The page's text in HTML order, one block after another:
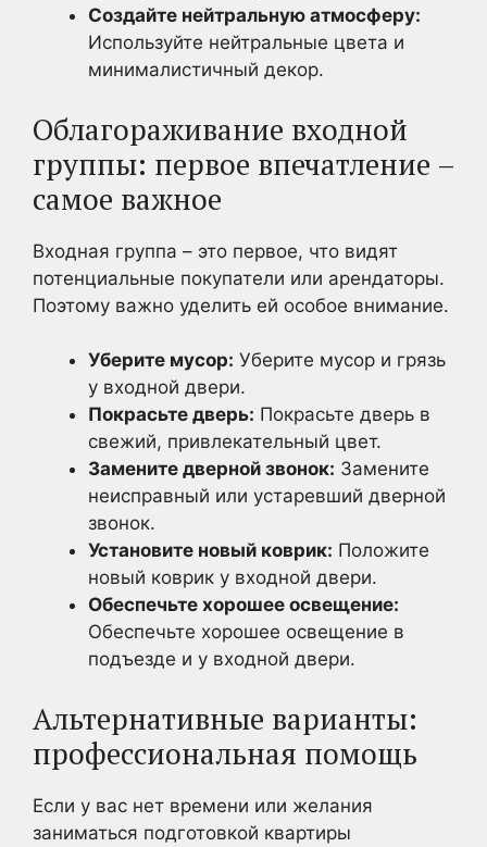
Создайте нейтральную атмосферу:
Используйте нейтральные цвета и
минималистичный декор.
Облагораживание входной
группы: первое впечатление –
самое важное
Входная группа – это первое, что видят
потенциальные покупатели или арендаторы.
Поэтому важно уделить ей особое внимание.
Уберите мусор: Уберите мусор и грязь
у входной двери.
Покрасьте дверь: Покрасьте дверь в
свежий, привлекательный цвет.
Замените дверной звонок: Замените
неисправный или устаревший дверной
звонок.
Установите новый коврик: Положите
новый коврик у входной двери.
Обеспечьте хорошее освещение:
Обеспечьте хорошее освещение в
подъезде и у входной двери.
Альтернативные варианты:
профессиональная помощь
Если у вас нет времени или желания
заниматься подготовкой квартиры